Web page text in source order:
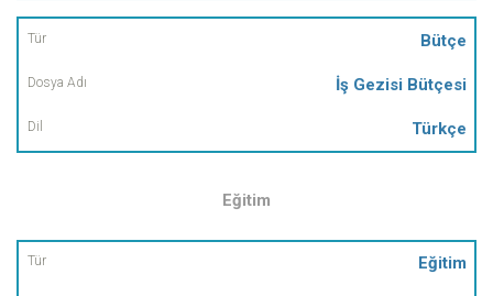
Bütçe
İş Gezisi Bütçesi
Türkçe
Eğitim
Tür Eğitim